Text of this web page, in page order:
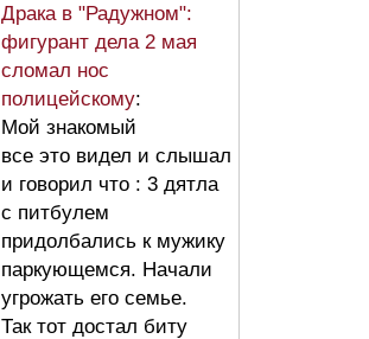
Драка в "Радужном":
фигурант дела 2 мая
сломал нос
полицейскому:
Мой знакомый
все это видел и слышал
и говорил что : 3 дятла
с питбулем
придолбались к мужику
паркующемся. Начали
угрожать его семье.
Так тот достал биту